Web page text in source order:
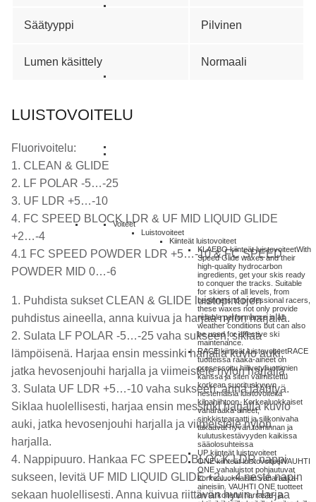
Voiteet
Luistovoiteet
Kiinteät luistovoiteet
KLAEBO kiinteät luistovoiteetWith
Speed Glide waxes and their
high-quality hydrocarbon
ingredients, get your skis ready
to conquer the tracks. Suitable
for skiers of all levels, from
beginners to professional racers,
these waxes not only provide
reliable performance in all
weather conditions but can also
be used for effective ski
maintenance.
RACE kiinteät luistovoiteetRACE
tuotteissa raaka-aineet on
prosessoitu hiilivetyliuottimien
kanssa ja siten valmistettu
korkean suorituskyvyn
nestemäisiä luistovoiteita
kilpahiihtoon. Korkealuokkaiset
vaharaaka-aineet,
sinkkistearaatti ja silikonivaha
takaavat hyvän toiminnan ja
kulutuskestävyyden kaikissa
sääolosuhteissa
UP kiinteät luistovoiteet
ONE kiinteät luistovoiteetVAUHTI
ONE vahaluistot pohjautuvat
korkealuokkaisiin vaharaaka-
aineisiin. VAUHTI ONE tuotteet
on tarkoitettu harraste- ja
Säätyyppi Pilvinen
Lumen käsittely Normaali
LUISTOVOITELU
Fluorivoitelu:
1. CLEAN & GLIDE
2. LF POLAR -5…-25
3. UF LDR +5…-10
4. FC SPEED BLOCK LDR & UF MID LIQUID GLIDE
+2…-4
4.1 FC SPEED POWDER LDR +5…-10 & FC SPEED
POWDER MID 0…-6
1. Puhdista sukset CLEAN & GLIDE luistopintojen
puhdistus aineella, anna kuivua ja harjaa nylon harjalla.
2. Sulata LF POLAR -5…-25 vaha sukseen, siklaa
lämpöisenä. Harjaa ensin messinki harjalla kuvio auki,
jatka hevosenjouhi harjalla ja viimeistele nylon harjalla.
3. Sulata UF LDR +5…-10 vaha sukseen, anna jäähtyä.
Siklaa huolellisesti, harjaa ensin messinki harjalla kuvio
auki, jatka hevosenjouhi harjalla ja viimeistele nylon
harjalla.
4. Nappipuuro. Hankaa FC SPEED BLOCK LDR nappi
sukseen, levitä UF MID LIQUID GLIDE +2…-4 neste napin
sekaan huolellisesti. Anna kuivua riittävän hyvin. Harjaa